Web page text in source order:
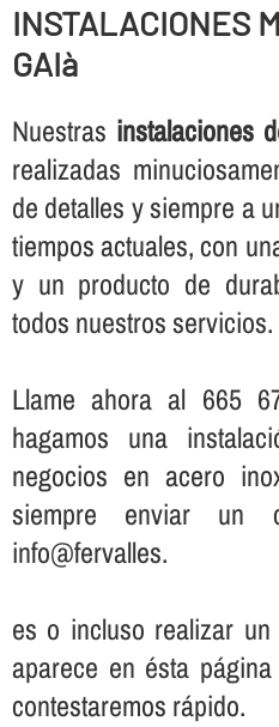
INSTALACIONES
GAIà
Nuestras instalaciones
realizadas
de detalles y siempre a
tiempos actuales, con
y un producto de
todos nuestros servicios.
Llame ahora al 665
hagamos una
negocios en acero
siempre enviar un
info@fervalles.
es o incluso realizar
aparece en ésta
contestaremos rápido.